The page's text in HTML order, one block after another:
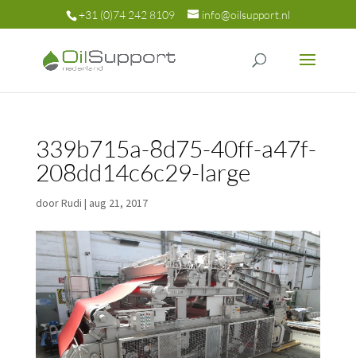
+31 (0)74 242 8109 info@oilsupport.nl
339b715a-8d75-40ff-a47f-
208dd14c6c29-large
doorRudi | aug 21, 2017